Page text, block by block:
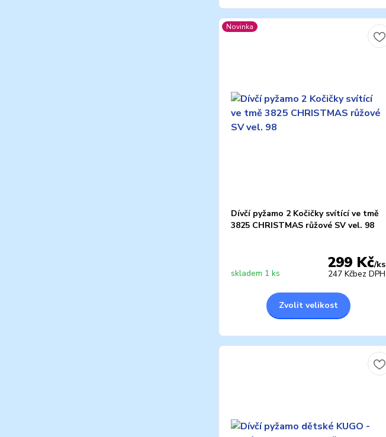
Novinka
Dívčí pyžamo 2 Kočičky svítící ve tmě
3825 CHRISTMAS růžové SV vel. 98
299 Kč/ks
247 Kčbez DPH
skladem 1 ks
Zvolit velikost